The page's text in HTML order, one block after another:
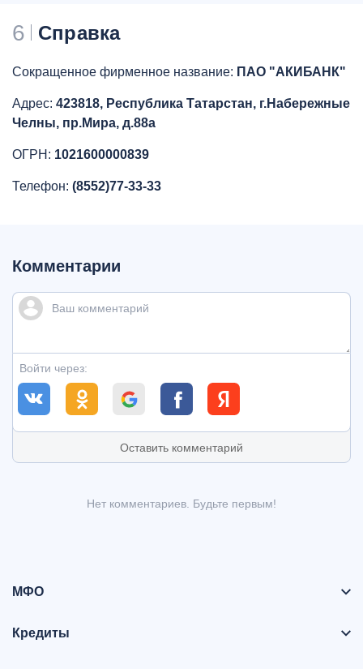
6 Справка
Сокращенное фирменное название: ПАО "АКИБАНК"
Адрес: 423818, Республика Татарстан, г.Набережные
Челны, пр.Мира, д.88а
ОГРН: 1021600000839
Телефон: (8552)77-33-33
Комментарии
Войти через:
Оставить комментарий
Нет комментариев. Будьте первым!
МФО
Кредиты